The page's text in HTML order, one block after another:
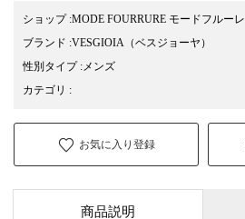
ショップ:MODE FOURRURE モードフルーレ
ブランド :VESGIOIA （ベスジョーヤ）
性別タイプ: メンズ
カテゴリ :
お気に入り登録
商品説明